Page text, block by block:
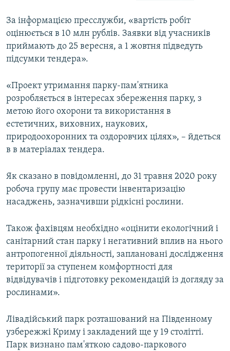
За інформацією пресслужби, «вартість робіт
оцінюється в 10 млн рублів. Заявки від учасників
приймають до 25 вересня, а 1 жовтня підведуть
підсумки тендера».
«Проект утримання парку-пам'ятника
розробляється в інтересах збереження парку, з
метою його охорони та використання в
естетичних, виховних, наукових,
природоохоронних та оздоровчих цілях», – йдеться
в в матеріалах тендера.
Як сказано в повідомленні, до 31 травня 2020 року
робоча групу має провести інвентаризацію
насаджень, зазначивши рідкісні рослини.
Також фахівцям необхідно «оцінити екологічний і
санітарний стан парку і негативний вплив на нього
антропогенної діяльності, заплановані дослідження
території за ступенем комфортності для
відвідувачів і підготовку рекомендацій із догляду за
рослинами».
Лівадійський парк розташований на Південному
узбережжі Криму і закладений ще у 19 столітті.
Парк визнано пам'яткою садово-паркового